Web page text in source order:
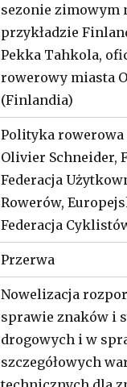
sezonie zimowym
przykładzie
Pekka Tahkola,
rowerowy miasta
(Finlandia)
Polityka
Olivier Schneider,
Federacja
Rowerów,
Federacja
Przerwa
Nowelizacja
sprawie znaków i
drogowych i w
szczegółowych